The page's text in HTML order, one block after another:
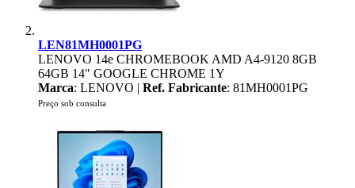
LEN81MH0001PG
LENOVO 14e CHROMEBOOK AMD A4-9120 8GB
64GB 14" GOOGLE CHROME 1Y
Marca: LENOVO | Ref. Fabricante: 81MH0001PG
Preço sob consulta